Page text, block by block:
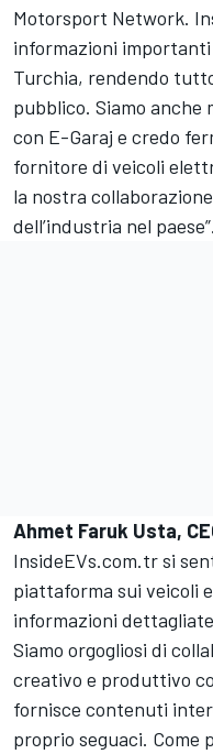
Motorsport Network.
informazioni
Turchia, rendendo
pubblico. Siamo
con E-Garaj e credo
fornitore di veicoli
la nostra
dell’industria nel paese”.
Ahmet Faruk Usta,
InsideEVs.com.tr si
piattaforma sui veicoli
informazioni
Siamo orgogliosi di
creativo e produttivo
fornisce contenuti
proprio seguaci. Come